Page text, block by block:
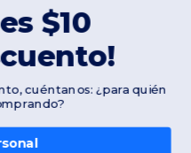
| Política de
del sitio $10
cuéntanos: ¿para quién